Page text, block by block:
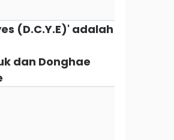
(D.C.Y.E)' adalah
dan Donghae